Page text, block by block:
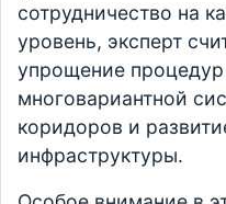
сотрудничество на
уровень, эксперт
упрощение
многовариантной
коридоров и
инфраструктуры.